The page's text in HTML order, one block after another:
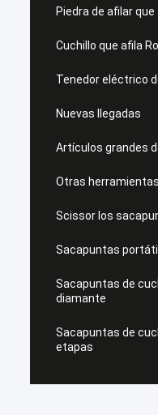
Piedra de afilar
Cuchillo que afila
Tenedor eléctrico
Nuevas llegadas
Artículos grandes
Otras
Scissor los
Sacapuntas
Sacapuntas de
diamante
Sacapuntas de
etapas